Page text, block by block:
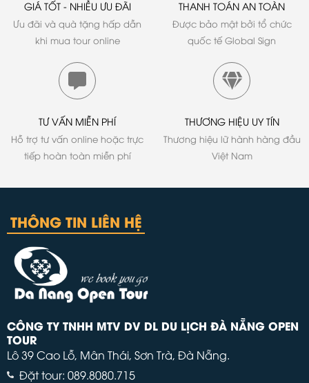
GIÁ TỐT - NHIỀU ƯU ĐÃI
Ưu đãi và quà tặng hấp dẫn
khi mua tour online
THANH TOÁN AN TOÀN
Được bảo mật bởi tổ chức
quốc tế Global Sign
TƯ VẤN MIỄN PHÍ
Hỗ trợ tư vấn online hoặc trực
tiếp hoàn toàn miễn phí
THƯƠNG HIỆU UY TÍN
Thương hiệu lữ hành hàng đầu
Việt Nam
THÔNG TIN LIÊN HỆ
CÔNG TY TNHH MTV DV DL DU LỊCH ĐÀ NẴNG OPEN
TOUR
Lô 39 Cao Lỗ, Mân Thái, Sơn Trà, Đà Nẵng.
Đặt tour: 089.8080.715